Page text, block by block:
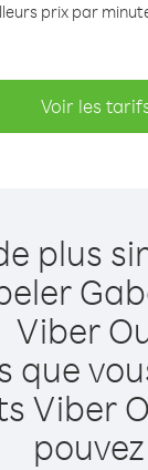
prix par
Voir les
plus
Viber
que
Viber